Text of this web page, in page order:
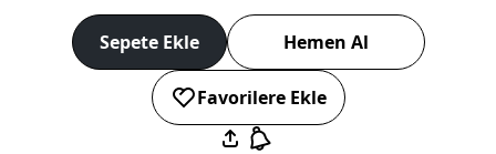
Sepete Ekle Hemen Al
Favorilere Ekle